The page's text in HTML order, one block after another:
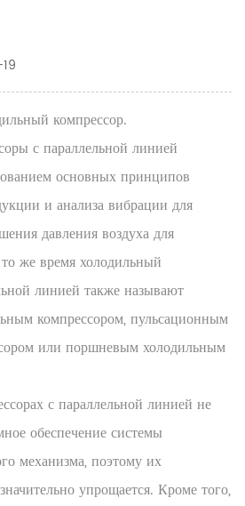
компрессор.
с параллельной линией
основных принципов
и анализа вибрации для
давления воздуха для
же время холодильный
линией также называют
компрессором, пульсационным
или поршневым холодильным
с параллельной линией не
обеспечение системы
механизма, поэтому их
упрощается. Кроме того,